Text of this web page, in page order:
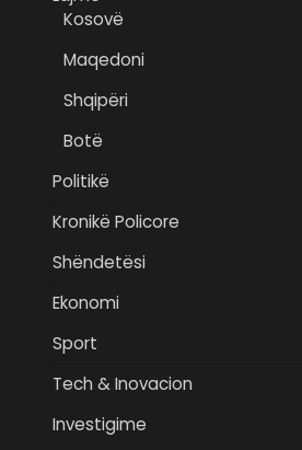
Kosovë
Maqedoni
Shqipëri
Botë
Politikë
Kronikë Policore
Shëndetësi
Ekonomi
Sport
Tech & Inovacion
Investigime